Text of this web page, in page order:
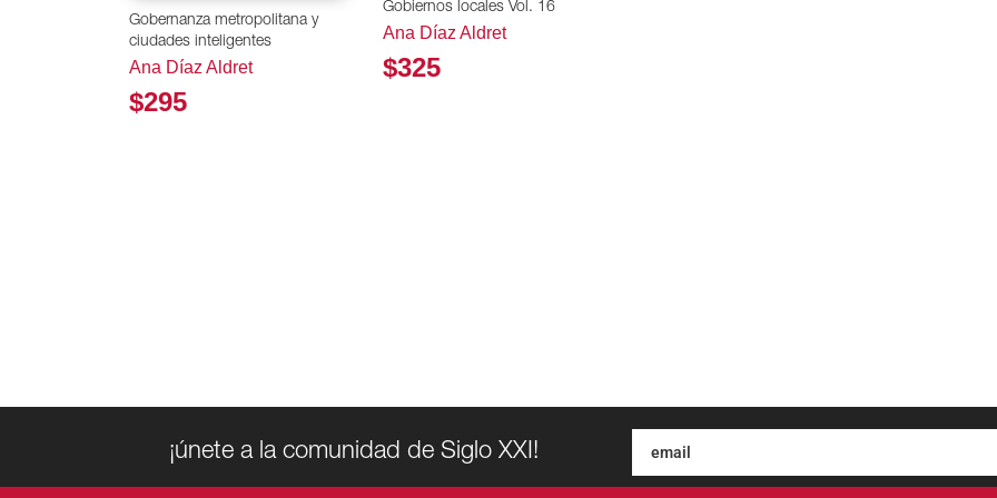
Gobernanza metropolitana y
ciudades inteligentes
Ana Díaz Aldret
$295
Gobiernos locales Vol. 16
Ana Díaz Aldret
$325
¡únete a la comunidad de Siglo XXI!